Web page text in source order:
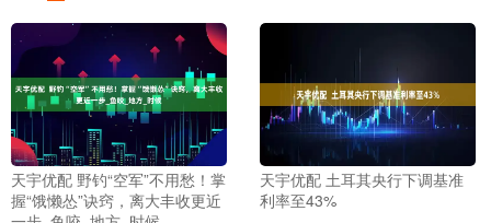
天宇优配 野钓“空军”不用愁！掌
握“饿懒怂”诀窍，离大丰收更近
天宇优配 土耳其央行下调基准
利率至43%